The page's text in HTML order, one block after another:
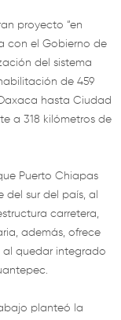
proyecto “en
con el Gobierno de
del sistema
de 459
hasta Ciudad
a 318 kilómetros de
Puerto Chiapas
sur del país, al
carretera,
además, ofrece
al quedar integrado
planteó la